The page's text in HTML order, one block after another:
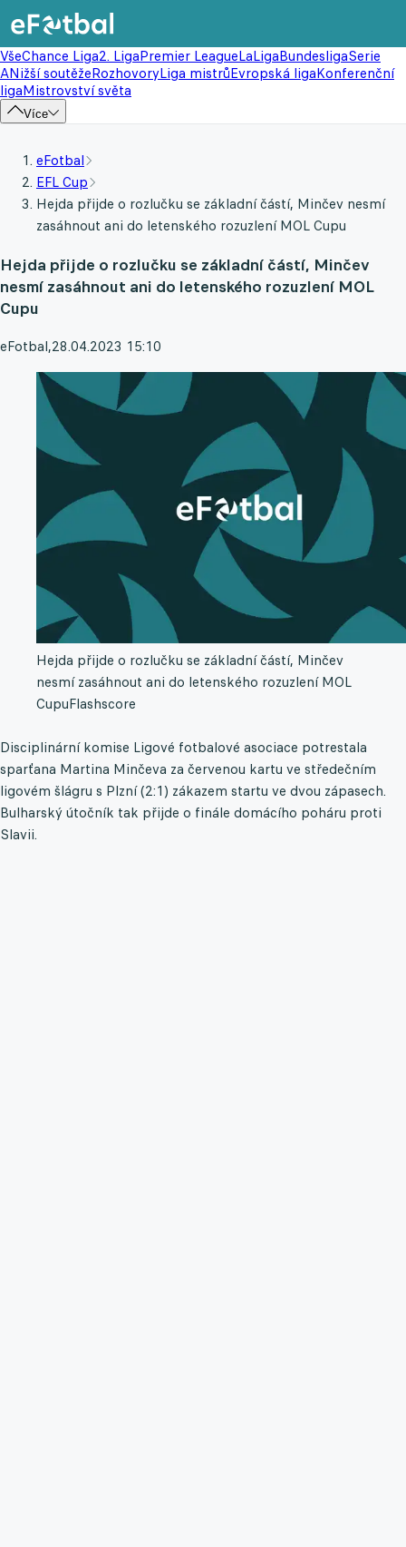
VšeChance Liga2. LigaPremier LeagueLaLigaBundesligaSerie
ANižší soutěžeRozhovoryLiga mistrůEvropská ligaKonferenční
ligaMistrovství světa
Více
eFotbal
EFL Cup
Hejda přijde o rozlučku se základní částí, Minčev nesmí
zasáhnout ani do letenského rozuzlení MOL Cupu
Hejda přijde o rozlučku se základní částí, Minčev
nesmí zasáhnout ani do letenského rozuzlení MOL
Cupu
eFotbal,28.04.2023 15:10
Hejda přijde o rozlučku se základní částí, Minčev
nesmí zasáhnout ani do letenského rozuzlení MOL
CupuFlashscore
Disciplinární komise Ligové fotbalové asociace potrestala
sparťana Martina Minčeva za červenou kartu ve středečním
ligovém šlágru s Plzní (2:1) zákazem startu ve dvou zápasech.
Bulharský útočník tak přijde o finále domácího poháru proti
Slavii.